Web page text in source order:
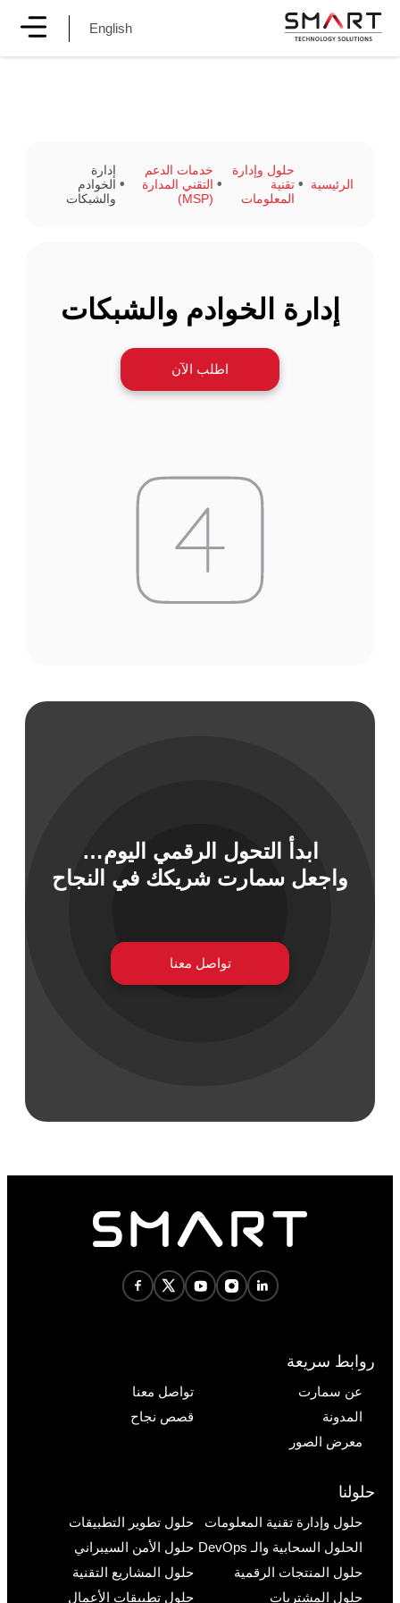
المعلومات
English
الرئيسية
حلول وإدارة
تقنية
المعلومات
خدمات الدعم
التقني المدارة
(MSP)
إدارة
الخوادم
والشبكات
إدارة الخوادم والشبكات
اطلب الآن
ابدأ التحول الرقمي اليوم…
واجعل سمارت شريكك في النجاح
تواصل معنا
روابط سريعة
عن سمارت
تواصل معنا
المدونة
قصص نجاح
معرض الصور
حلولنا
حلول وإدارة تقنية المعلومات
حلول تطوير التطبيقات
الحلول السحابية والـ DevOps
حلول الأمن السيبراني
حلول المنتجات الرقمية
حلول المشاريع التقنية
حلول المشتريات
حلول تطبيقات الأعمال